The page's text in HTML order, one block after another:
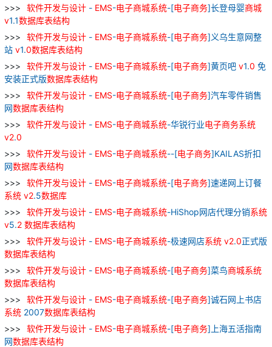
软件开发与设计 - EMS-电子商城系统-[电子商务]长登母婴商城
v1.1数据库表结构
软件开发与设计 - EMS-电子商城系统-[电子商务]义乌生意网整
站 v1.0数据库表结构
软件开发与设计 - EMS-电子商城系统-[电子商务]黄页吧 v1.0 免
安装正式版数据库表结构
软件开发与设计 - EMS-电子商城系统-[电子商务]汽车零件销售
网数据库表结构
软件开发与设计 - EMS-电子商城系统-华锐行业电子商务系统
v2.0
软件开发与设计 - EMS-电子商城系统--[电子商务]KAILAS折扣
网数据库表结构
软件开发与设计 - EMS-电子商城系统-[电子商务]速递网上订餐
系统 v2.5数据库
软件开发与设计 - EMS-电子商城系统-HiShop网店代理分销系统
v5.2 数据库表结构
软件开发与设计 - EMS-电子商城系统-极速网店系统 v2.0正式版
数据库表结构
软件开发与设计 - EMS-电子商城系统-[电子商务]菜鸟商城系统
数据库表结构
软件开发与设计 - EMS-电子商城系统-[电子商务]诚石网上书店
系统 2007数据库表结构
软件开发与设计 - EMS-电子商城系统-[电子商务]上海五活指南
网数据库表结构